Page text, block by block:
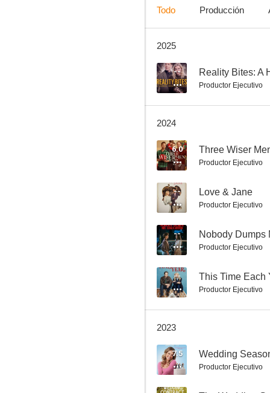
Jugando con la muerte
9.7
Un misterio para Aurora Teagarden: Una muy mala obra
9.0
8.7
Todo Producción
2025
--
Productor Ejecutivo
2024
6.0 Three Wiser
Productor Ejecutivo
-- Love & Jane
Productor Ejecutivo
-- Nobody Dumps
Productor Ejecutivo
-- This Time Each
Productor Ejecutivo
2023
7.5 Wedding
Productor Ejecutivo